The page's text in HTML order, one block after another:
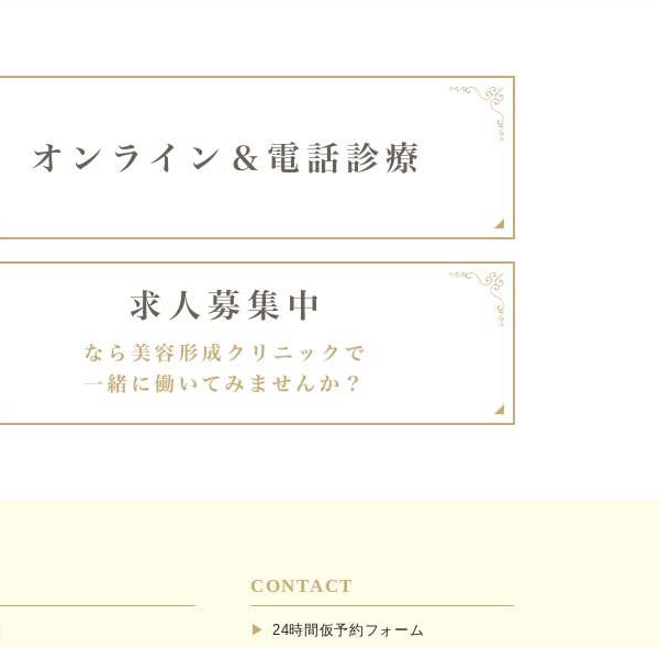
CONTACT
24時間仮予約フォーム